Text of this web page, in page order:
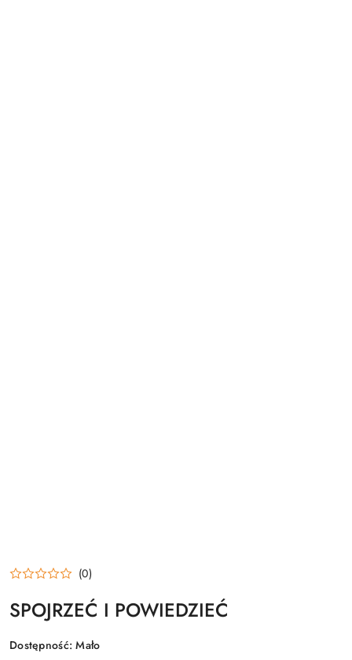
(0)
SPOJRZEĆ I POWIEDZIEĆ
Dostępność:Mało